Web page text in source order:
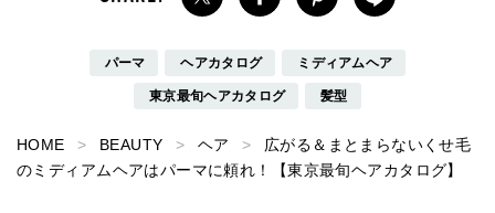
パーマ ヘアカタログ ミディアムヘア
東京最旬ヘアカタログ 髪型
HOME BEAUTY ヘア
広がる＆まとまらないくせ毛
のミディアムヘアはパーマに頼れ！【東京最旬ヘアカタログ】